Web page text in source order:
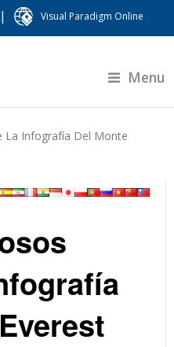
| Visual Paradigm Online
Menu
La Infografía Del Monte